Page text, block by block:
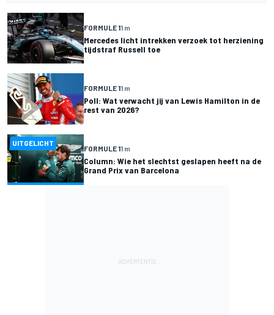
FORMULE 11 m
Mercedes licht intrekken verzoek tot herziening
tijdstraf Russell toe
FORMULE 11 m
Poll: Wat verwacht jij van Lewis Hamilton in de
rest van 2026?
UITGELICHT
FORMULE 11 m
Column: Wie het slechtst geslapen heeft na de
Grand Prix van Barcelona